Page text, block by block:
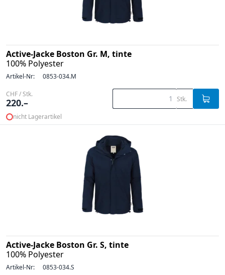
Active-Jacke Boston Gr. M, tinte
100% Polyester
Artikel-Nr: 0853-034.M
CHF / Stk.
220.– Stk.
nicht Lagerartikel
Active-Jacke Boston Gr. S, tinte
100% Polyester
Artikel-Nr: 0853-034.S